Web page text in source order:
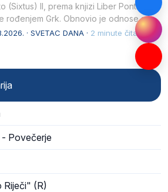
(Sixtus) II, prema knjizi Liber Pontificalis
rođenjem Grk. Obnovio je odnose s
· SVETAC DANA · 2 minute čitanja
Povečerje
Riječi" (R)